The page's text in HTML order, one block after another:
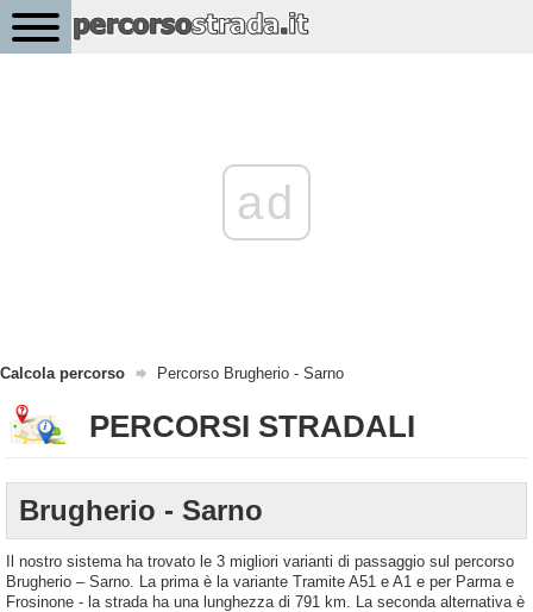
ad
Calcola percorso Percorso Brugherio - Sarno
PERCORSI STRADALI
Brugherio - Sarno
Il nostro sistema ha trovato le 3 migliori varianti di passaggio sul percorso
Brugherio – Sarno. La prima è la variante Tramite A51 e A1 e per Parma e
Frosinone - la strada ha una lunghezza di 791 km. La seconda alternativa è